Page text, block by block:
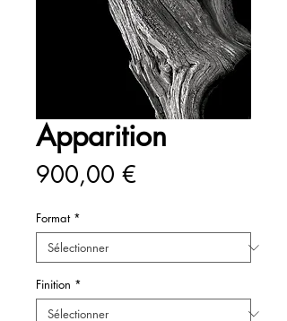
Apparition
900,00 €
Format *
Finition *